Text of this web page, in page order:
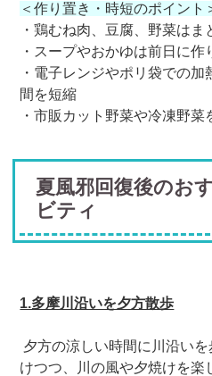
＜作り置き・時短のポイント
・鶏むね肉、豆腐、野菜は
・スープやおかゆは前日に
・電子レンジやポリ袋での
間を短縮
・市販カット野菜や冷凍野
夏風邪回復後のお
ビティ
1.多摩川沿いを夕方散歩
夕方の涼しい時間に川沿い
けつつ、川の風や夕焼けを楽